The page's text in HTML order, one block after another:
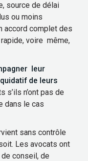
source de délai
ou moins
accord complet des
voire même,
leur
de leurs
n’ont pas de
dans le cas
sans contrôle
Les avocats ont
conseil, de